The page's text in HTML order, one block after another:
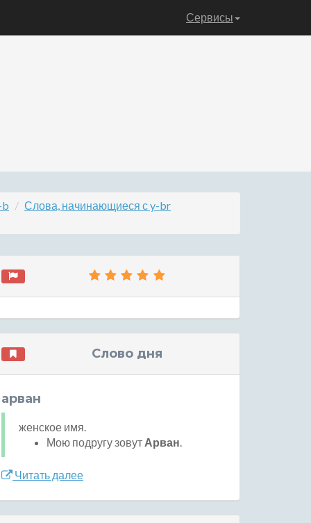
Сервисы
Слова, начинающиеся с y-br
Слово дня
арван
женское имя.
Мою подругу зовут Арван.
Читать далее